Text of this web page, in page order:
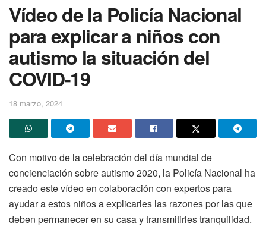
Vídeo de la Policía Nacional
para explicar a niños con
autismo la situación del
COVID-19
18 marzo, 2024
Con motivo de la celebración del día mundial de
concienciación sobre autismo 2020, la Policía Nacional ha
creado este vídeo en colaboración con expertos para
ayudar a estos niños a explicarles las razones por las que
deben permanecer en su casa y transmitirles tranquilidad.